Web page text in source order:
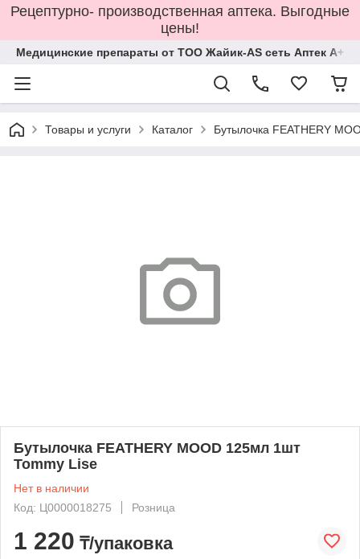
Рецептурно- производственная аптека. Выгодные
цены!
Медицинские препараты от ТОО Жайик-AS сеть Аптек А+
Товары и услуги Каталог Бутылочка FEATHERY
Бутылочка FEATHERY MOOD 125мл 1шт
Tommy Lise
Нет в наличии
Код: Ц0000018275
Розница
1 220 ₸/упаковка